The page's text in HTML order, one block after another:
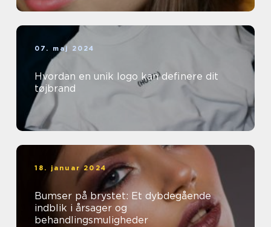
07. maj 2024
Hvordan en unik logo kan definere dit
tøjbrand
18. januar 2024
Bumser på brystet: Et dybdegående
indblik i årsager og
behandlingsmuligheder